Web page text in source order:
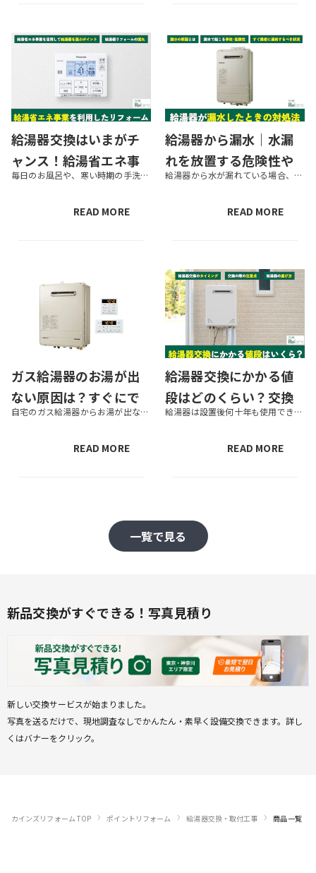
給湯器交換はいまがチ
ャンス！給湯省エネ事
業を利用したリフォー毎日のお風呂や、寒い時期の手洗い・お皿洗いに欠かせない給湯器は、故障時や寿命にあわせて交換するのが一般的です。しかし最近は、長い目で見て出費を抑えるために、省エネ効果の高い給湯器へと交換する家庭も増えています。そうした給...
READ MORE
給湯器から漏水｜水漏
れを放置する危険性や
正しい対処法を解説
給湯器から水が漏れている場合、故障の恐れがあります。漏水の原因によっては、そのまま放置すると事故につながる可能性があるため注意が必要です。 この記事では、給湯器から漏水して困っている人に向けて、漏水の原因や対処法を解説し...
READ MORE
ガス給湯器のお湯が出
ない原因は？すぐにで
きるケース別の対処法自宅のガス給湯器からお湯が出ない場合、さまざまな原因が考えられます。正しく原因を把握したうえで、適切な対処をすることが大切です。この記事では、給湯器からお湯が出なくて困っている人に向けて、お湯が出ないときにチェックすべき...
READ MORE
給湯器交換にかかる値
段はどのくらい？交換
の目安や給湯器の選び 給湯器は設置後何十年も使用できるものではなく、いつか交換が必要になります。場合によっては特に不具合がなくても交換したほうがよいときもあるでしょう。この記事では、給湯器交換にかかる値段の目安や選び方、交換したほうがよいとき...
READ MORE
一覧で見る
新品交換がすぐできる！写真見積り
新しい交換サービスが始まりました。
写真を送るだけで、現地調査なしでかんたん・素早く設備交換できます。詳し
くはバナーをクリック。
カインズリフォーム TOP › ポイントリフォーム › 給湯器交換・取付工事 › 商品一覧